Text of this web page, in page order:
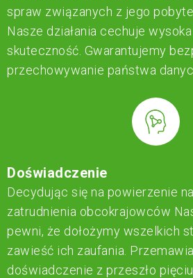
spraw związanych z jego
Nasze działania cechuje
skuteczność. Gwarantujemy
przechowywanie państwa
Doświadczenie
Decydując się na powierzenie
zatrudnienia obcokrajowców
pewni, że dołożymy wszelkich
zawieść ich zaufania.
doświadczenie z przeszło